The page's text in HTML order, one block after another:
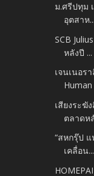
ม.ศรีปทุม
อุตสาห...
SCB
หลังปี ...
เจนเนอร
Human
เสียงระฆั
ตลาดห
“สหกรุ๊ป
เคลื่อน...